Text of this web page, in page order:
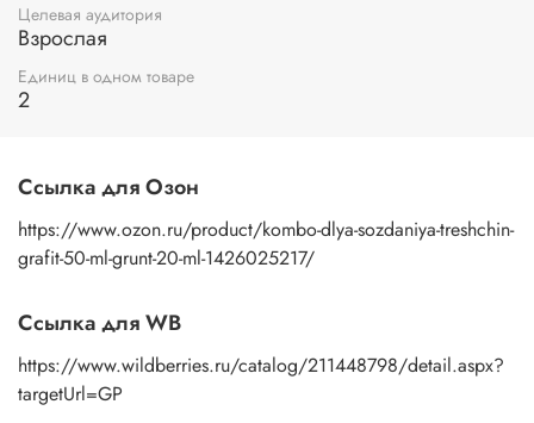
Целевая аудитория
Взрослая
Единиц в одном товаре
2
Ссылка для Озон
https://www.ozon.ru/product/kombo-dlya-sozdaniya-treshchin-
grafit-50-ml-grunt-20-ml-1426025217/
Ссылка для WB
https://www.wildberries.ru/catalog/211448798/detail.aspx?
targetUrl=GP